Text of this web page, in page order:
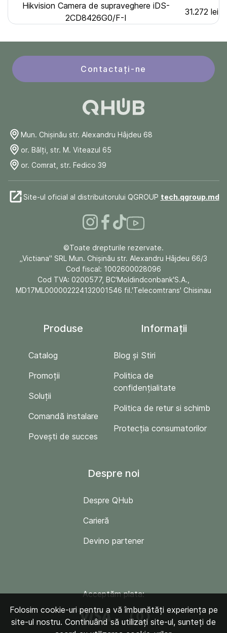
Hikvision Camera de supraveghere iDS-
2CD8426G0/F-I
31.272 lei
Contactați-ne
Mun. Chişinău str. Alexandru Hâjdeu 68
or. Bălți, str. M. Viteazul 65
or. Comrat, str. Fedico 39
Site-ul oficial al distribuitorului QGROUP tech.qgroup.md
©Toate drepturile rezervate.
„Victiana" SRL Mun. Chişinău str. Alexandru Hâjdeu 66/3
Cod fiscal: 1002600028096
Cod TVA: 0200577, BC'Moldindconbank'S.A.,
MD17ML000002224132001546 fil.'Telecomtrans' Chisinau
Produse
Catalog
Promoții
Soluții
Comandă instalare
Povești de succes
Informații
Blog și Stiri
Politica de
confidențialitate
Politica de retur si schimb
Protecția consumatorilor
Despre noi
Despre QHub
Carieră
Devino partener
Acceptăm plata:
Folosim cookie-uri pentru a vă îmbunătăți experiența pe
site-ul nostru. Continuând să utilizați site-ul, sunteți de